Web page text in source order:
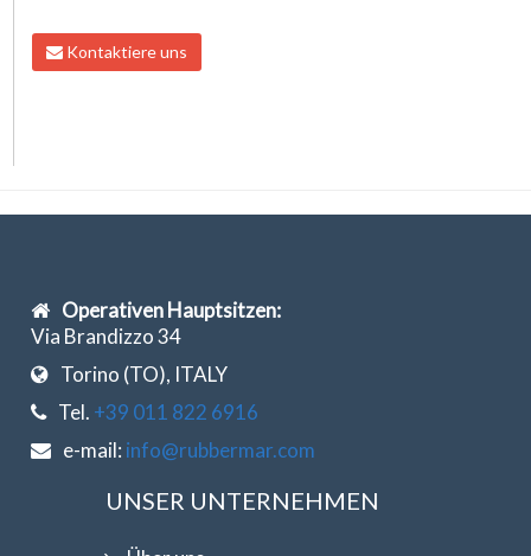
Kontaktiere uns
Operativen Hauptsitzen:
Via Brandizzo 34
Torino (TO), ITALY
Tel. +39 011 822 6916
e-mail: info@rubbermar.com
UNSER UNTERNEHMEN